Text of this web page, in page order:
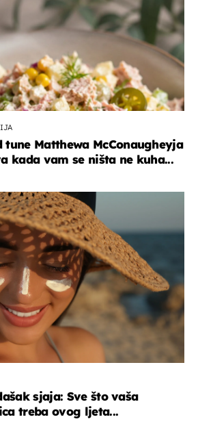
tune Matthewa McConaugheyja
kada vam se ništa ne kuha...
sjaja: Sve što vaša
treba ovog ljeta...